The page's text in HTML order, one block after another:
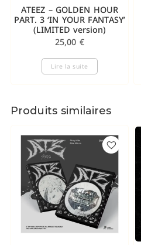
ATEEZ – GOLDEN HOUR
PART. 3 ‘IN YOUR FANTASY’
(LIMITED version)
25,00 €
Lire la suite
Produits similaires